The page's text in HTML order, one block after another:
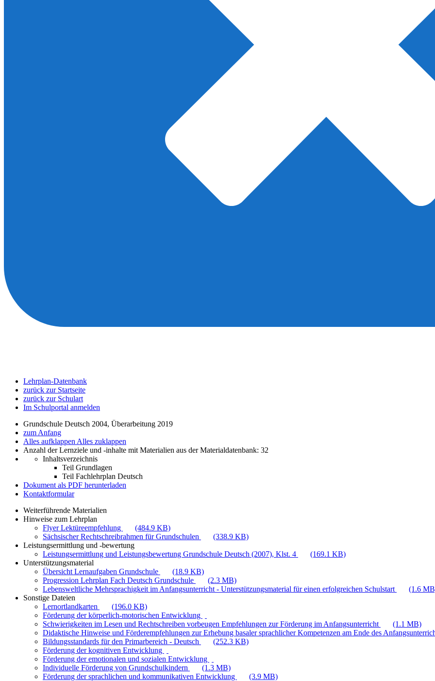
Lehrplan-Datenbank
zurück zur Startseite
zurück zur Schulart
Im Schulportal anmelden
Grundschule Deutsch 2004, Überarbeitung 2019
zum Anfang
Alles aufklappen Alles zuklappen
Anzahl der Lernziele und -inhalte mit Materialien aus der Materialdatenbank: 32
Inhaltsverzeichnis
Teil Grundlagen
Teil Fachlehrplan Deutsch
Dokument als PDF herunterladen
Kontaktformular
Weiterführende Materialien
Hinweise zum Lehrplan
Flyer Lektüreempfehlung
(484.9 KB)
Sächsischer Rechtschreibrahmen für Grundschulen
(338.9 KB)
Leistungsermittlung und -bewertung
Leistungsermittlung und Leistungsbewertung Grundschule Deutsch (2007), Klst. 4
(169.1 KB)
Unterstützungsmaterial
Übersicht Lernaufgaben Grundschule
(18.9 KB)
Progression Lehrplan Fach Deutsch Grundschule
(2.3 MB)
Lebensweltliche Mehrsprachigkeit im Anfangsunterricht - Unterstützungsmaterial für einen erfolgreichen Schulstart
(1.6
Sonstige Dateien
Lernortlandkarten
(196.0 KB)
Förderung der körperlich-motorischen Entwicklung
Schwierigkeiten im Lesen und Rechtschreiben vorbeugen Empfehlungen zur Förderung im Anfangsunterricht
(1.1 MB)
Didaktische Hinweise und Förderempfehlungen zur Erhebung basaler sprachlicher Kompetenzen am Ende des
Bildungsstandards für den Primarbereich - Deutsch
(252.3 KB)
Förderung der kognitiven Entwicklung
Förderung der emotionalen und sozialen Entwicklung
Individuelle Förderung von Grundschulkindern
(1.3 MB)
Förderung der sprachlichen und kommunikativen Entwicklung
(3.9 MB)